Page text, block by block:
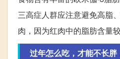
三高症人群应注意避免高脂
肉，因为红肉中的脂肪含量
过年怎么吃，才能不长